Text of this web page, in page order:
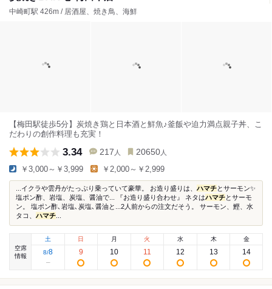
中崎町駅 426m / 居酒屋、焼き鳥、海鮮
【梅田駅徒歩5分】炭焼き鶏と日本酒と鮮魚♪釜飯や迫力満点親子丼、こ
だわりの創作料理も充実！
3.34 217 人 20650 人
￥3,000～￥3,999 ￥2,000～￥2,999
...イクラや雲丹がたっぷり乗っていて豪華。 お造り盛りは、 ハマチとサーモン✨
塩ポン酢、岩塩、炭塩、醤油で...⁡ 『お造り盛り合わせ』 ネタはハマチとサーモ
ン。 塩ポン酢､岩塩､炭塩､醤油と...2人前からの注文だそう。 サーモン、鰹、水
タコ、 ハマチ
空席
情報
土
8/8
日
9
月
10
火
11
水
12
木
13
金
14